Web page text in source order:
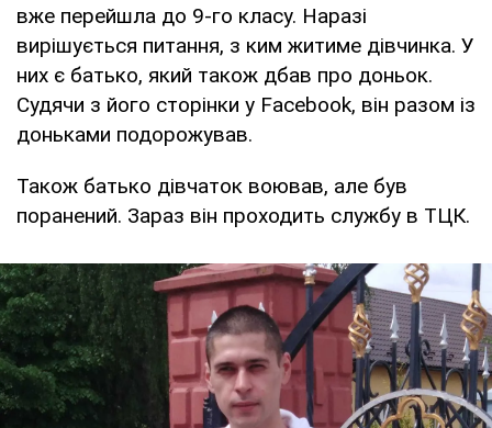
вже перейшла до 9-го класу. Наразі
вирішується питання, з ким житиме дівчинка. У
них є батько, який також дбав про доньок.
Судячи з його сторінки у Facebook, він разом із
доньками подорожував.
Також батько дівчаток воював, але був
поранений. Зараз він проходить службу в ТЦК.